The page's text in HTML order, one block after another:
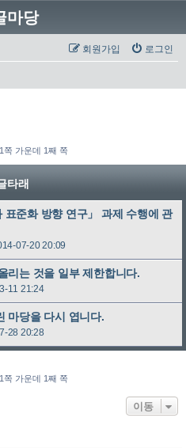
마당
로그인
회원가입
쪽 가운데 1째 쪽
타래
표준화 방향 연구」 과제 수행에 관
07-20 20:09
리는 것을 일부 제한합니다.
11 21:24
마당을 다시 엽니다.
28 20:28
쪽 가운데 1째 쪽
이동